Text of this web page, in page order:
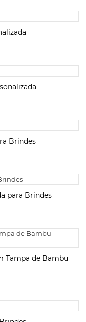
Brindes
para Brindes
Tampa de Bambu